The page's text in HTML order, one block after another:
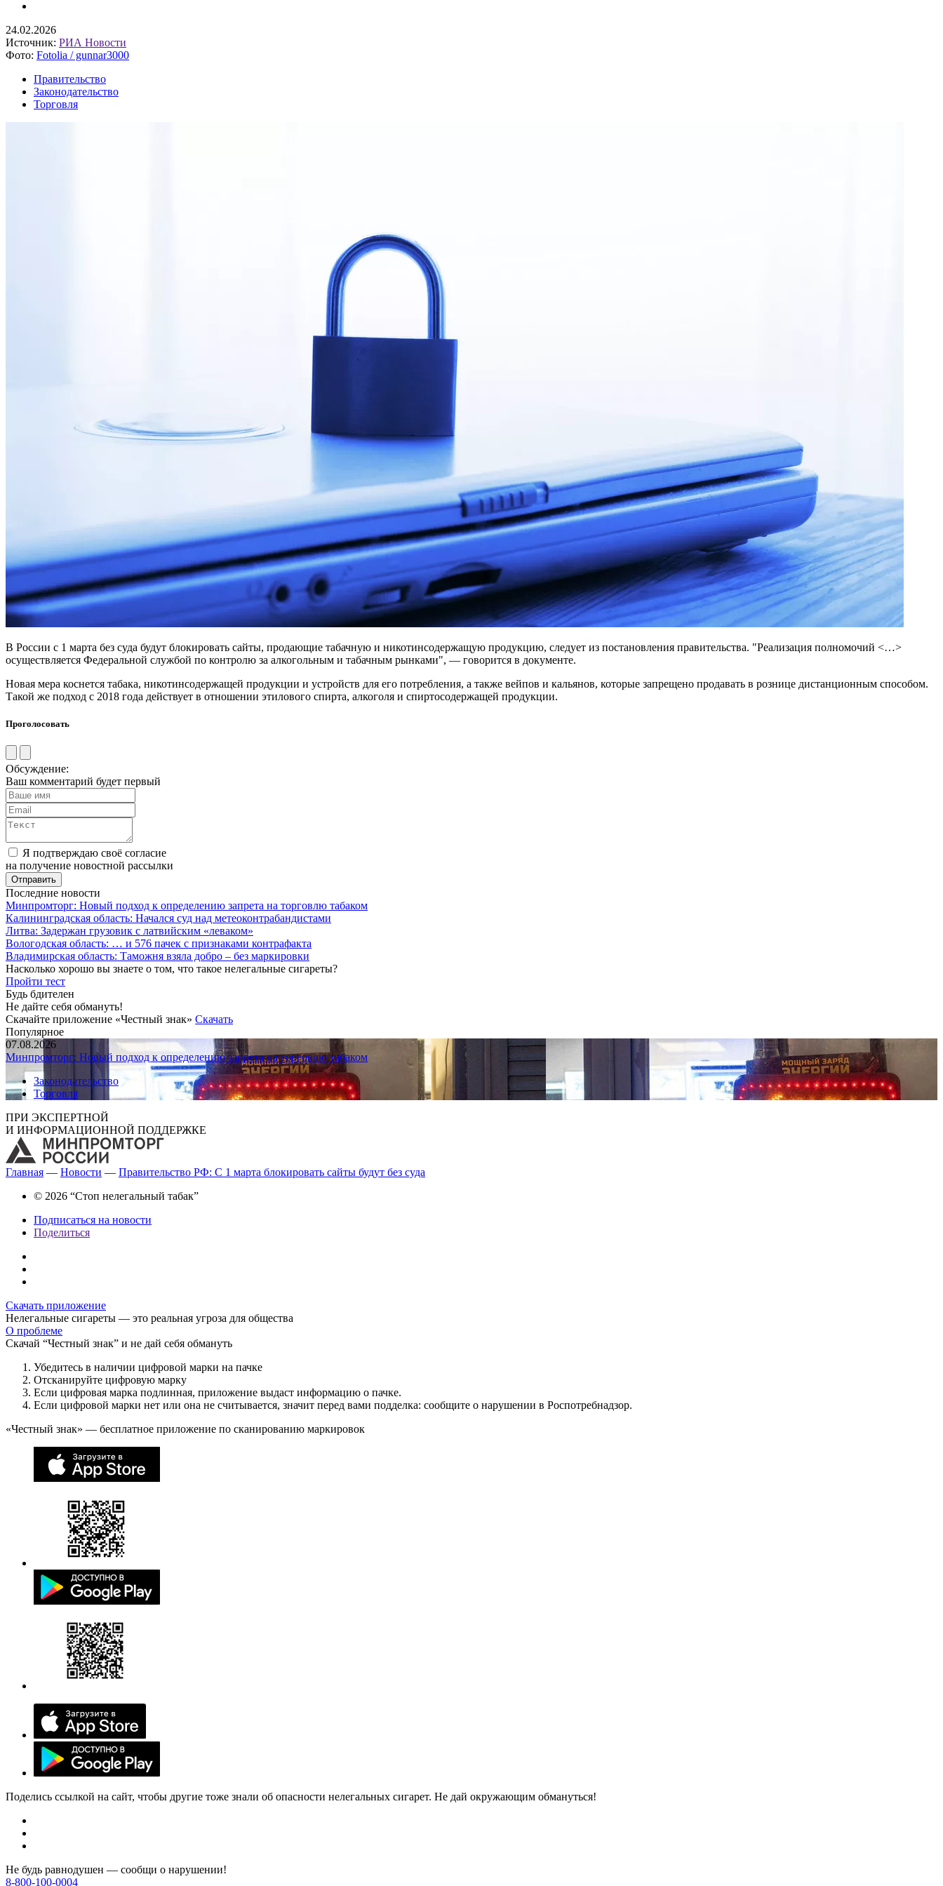
24.02.2026
Источник: РИА Новости
Фото: Fotolia / gunnar3000
Правительство
Законодательство
Торговля
В России с 1 марта без суда будут блокировать сайты, продающие табачную и никотинсодержащую продукцию, следует из постановления правительства. "Реализация полномочий <…>
осуществляется Федеральной службой по контролю за алкогольным и табачным рынками", — говорится в документе.
Новая мера коснется табака, никотинсодержащей продукции и устройств для его потребления, а также вейпов и кальянов, которые запрещено продавать в рознице дистанционным способом.
Такой же подход с 2018 года действует в отношении этилового спирта, алкоголя и спиртосодержащей продукции.
Проголосовать
Обсуждение:
Ваш комментарий будет первый
Я подтверждаю своё согласие
на получение новостной рассылки
Последние новости
Минпромторг: Новый подход к определению запрета на торговлю табаком
Калининградская область: Начался суд над метеоконтрабандистами
Литва: Задержан грузовик с латвийским «леваком»
Вологодская область: … и 576 пачек с признаками контрафакта
Владимирская область: Таможня взяла добро – без маркировки
Насколько хорошо вы знаете о том, что такое нелегальные сигареты?
Пройти тест
Будь бдителен
Не дайте себя обмануть!
Скачайте приложение «Честный знак» Скачать
Популярное
07.08.2026
Минпромторг: Новый подход к определению запрета на торговлю табаком
Законодательство
Торговля
ПРИ ЭКСПЕРТНОЙ
И ИНФОРМАЦИОННОЙ ПОДДЕРЖКЕ
Главная — Новости — Правительство РФ: С 1 марта блокировать сайты будут без суда
© 2026 “Стоп нелегальный табак”
Подписаться на новости
Поделиться
Скачать приложение
Нелегальные сигареты — это реальная угроза для общества
О проблеме
Скачай “Честный знак” и не дай себя обмануть
Убедитесь в наличии цифровой марки на пачке
Отсканируйте цифровую марку
Если цифровая марка подлинная, приложение выдаст информацию о пачке.
Если цифровой марки нет или она не считывается, значит перед вами подделка: сообщите о нарушении в Роспотребнадзор.
«Честный знак» — бесплатное приложение по сканированию маркировок
Поделись ссылкой на сайт, чтобы другие тоже знали об опасности нелегальных сигарет. Не дай окружающим обмануться!
Не будь равнодушен — сообщи о нарушении!
8-800-100-0004